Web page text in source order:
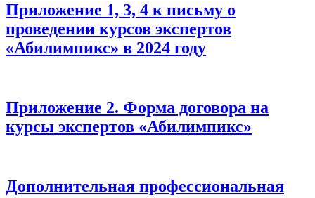
Приложение 1, 3, 4 к письму о
проведении курсов экспертов
«Абилимпикс» в 2024 году
Приложение 2. Форма договора на
курсы экспертов «Абилимпикс»
Дополнительная профессиональная